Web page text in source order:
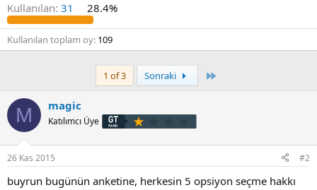
Kullanılan: 31 28.4%
Kullanılan toplam oy 109
1 of 3 Sonraki
M magic
Katılımcı Üye
26 Kas 2015 #2
buyrun bugünün anketine, herkesin 5 opsiyon seçme hakkı